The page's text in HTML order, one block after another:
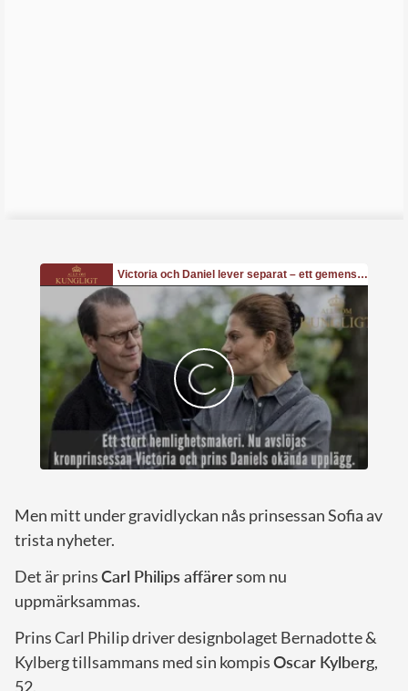
Men mitt under gravidlyckan nås prinsessan Sofia av
trista nyheter.
Det är prinsCarl Philips affärersom nu
uppmärksammas.
Prins Carl Philip driver designbolaget Bernadotte &
Kylberg tillsammans med sin kompisOscar Kylberg,
52.